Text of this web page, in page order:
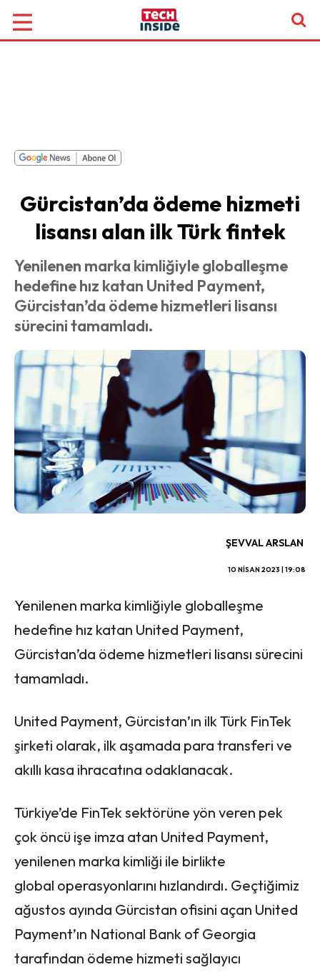
Gürcistan’da ödeme hizmeti
lisansı alan ilk Türk fintek
Yenilenen marka kimliğiyle globalleşme
hedefine hız katan United Payment,
Gürcistan’da ödeme hizmetleri lisansı
sürecini tamamladı.
ŞEVVAL ARSLAN
10 NISAN 2023 | 19:08
Yenilenen marka kimliğiyle globalleşme
hedefine hız katan United Payment,
Gürcistan’da ödeme hizmetleri lisansı sürecini
tamamladı.
United Payment, Gürcistan’ın ilk Türk FinTek
şirketi olarak, ilk aşamada para transferi ve
akıllı kasa ihracatına odaklanacak.
Türkiye’de FinTek sektörüne yön veren pek
çok öncü işe imza atan United Payment,
yenilenen marka kimliği ile birlikte
global operasyonlarını hızlandırdı. Geçtiğimiz
ağustos ayında Gürcistan ofisini açan United
Payment’ın National Bank of Georgia
tarafından ödeme hizmeti sağlayıcı